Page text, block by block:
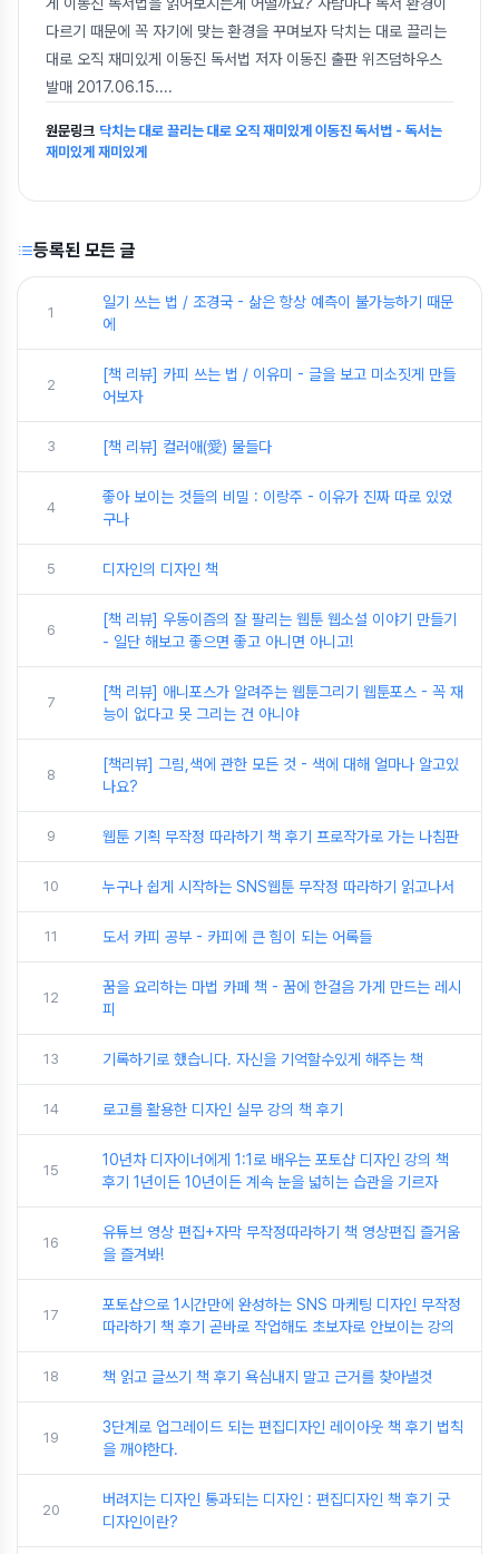
다르기 때문에 꼭 자기에 맞는 환경을 꾸며보자 닥치는 대로 끌리는
대로 오직 재미있게 이동진 독서법 저자 이동진 출판 위즈덤하우스
발매 2017.06.15....
원문링크 닥치는 대로 끌리는 대로 오직 재미있게 이동진 독서법 - 독서는
재미있게 재미있게
등록된 모든 글
1
일기 쓰는 법 / 조경국 - 삶은 항상 예측이 불가능하기 때문
에
2
[책 리뷰] 카피 쓰는 법 / 이유미 - 글을 보고 미소짓게 만들
어보자
3 [책 리뷰] 컬러애(愛) 물들다
4
좋아 보이는 것들의 비밀 : 이랑주 - 이유가 진짜 따로 있었
구나
5 디자인의 디자인 책
6
[책 리뷰] 우동이즘의 잘 팔리는 웹툰 웹소설 이야기 만들기
- 일단 해보고 좋으면 좋고 아니면 아니고!
7
[책 리뷰] 애니포스가 알려주는 웹툰그리기 웹툰포스 - 꼭 재
능이 없다고 못 그리는 건 아니야
8
[책리뷰] 그림,색에 관한 모든 것 - 색에 대해 얼마나 알고있
나요?
9 웹툰 기획 무작정 따라하기 책 후기 프로작가로 가는 나침판
10 누구나 쉽게 시작하는 SNS웹툰 무작정 따라하기 읽고나서
11 도서 카피 공부 - 카피에 큰 힘이 되는 어록들
12
꿈을 요리하는 마법 카페 책 - 꿈에 한걸음 가게 만드는 레시
피
13 기록하기로 했습니다. 자신을 기억할수있게 해주는 책
14 로고를 활용한 디자인 실무 강의 책 후기
15
10년차 디자이너에게 1:1로 배우는 포토샵 디자인 강의 책
후기 1년이든 10년이든 계속 눈을 넓히는 습관을 기르자
16
유튜브 영상 편집+자막 무작정따라하기 책 영상편집 즐거움
을 즐겨봐!
17
포토샵으로 1시간만에 완성하는 SNS 마케팅 디자인 무작정
따라하기 책 후기 곧바로 작업해도 초보자로 안보이는 강의
18 책 읽고 글쓰기 책 후기 욕심내지 말고 근거를 찾아낼것
19
3단계로 업그레이드 되는 편집디자인 레이아웃 책 후기 법칙
을 깨야한다.
20
버려지는 디자인 통과되는 디자인 : 편집디자인 책 후기 굿
디자인이란?